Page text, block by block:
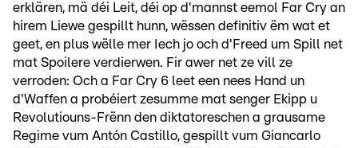
erklären, mä déi Leit, déi op d'mannst eemol Far Cry an
hirem Liewe gespillt hunn, wëssen definitiv ëm wat et
geet, en plus wëlle mer Iech jo och d'Freed um Spill net
mat Spoilere verdierwen. Fir awer net ze vill ze
verroden: Och a Far Cry 6 leet een nees Hand un
d'Waffen a probéiert zesumme mat senger Ekipp u
Revolutiouns-Frënn den diktatoreschen a grausame
Regime vum Antón Castillo, gespillt vum Giancarlo